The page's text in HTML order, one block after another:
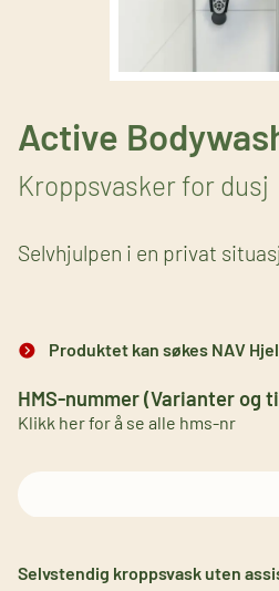
Active
Kroppsvasker for dusj
Selvhjulpen i en privat
Produktet kan søkes NAV
HMS-nummer (Varianter og
Klikk her for å se alle hms-nr
Selvstendig kroppsvask uten